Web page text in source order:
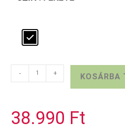
COMFORT
mennyiség
- + KOSÁRBA
38.990 Ft